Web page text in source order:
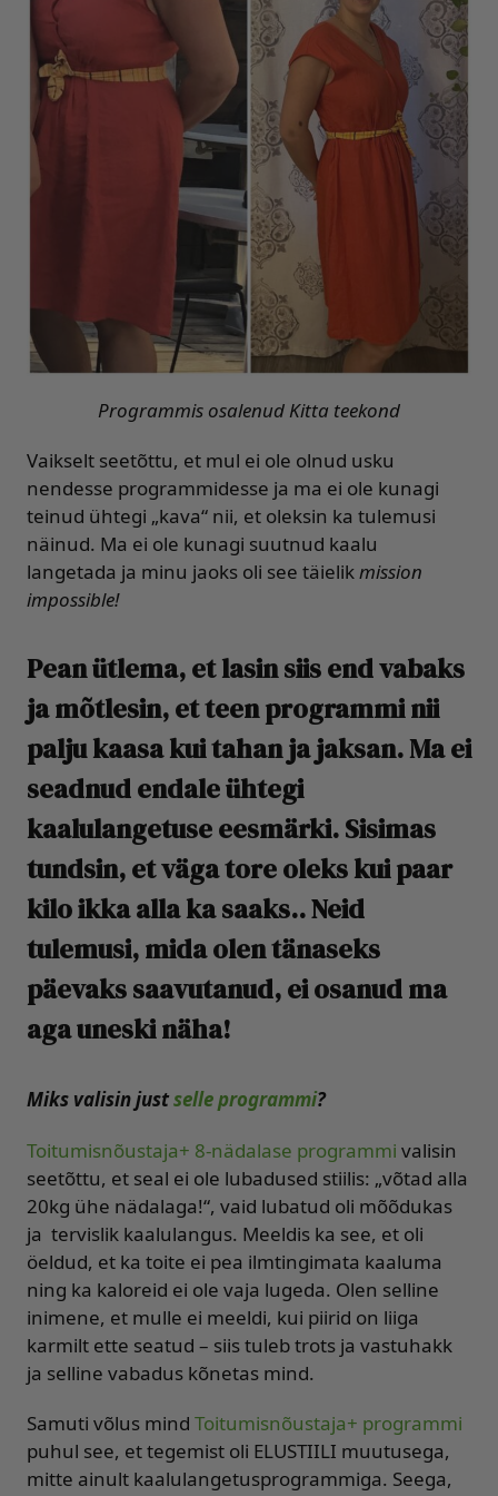
Programmis osalenud Kitta teekond
Vaikselt seetõttu, et mul ei ole olnud usku
nendesse programmidesse ja ma ei ole kunagi
teinud ühtegi „kava“ nii, et oleksin ka tulemusi
näinud. Ma ei ole kunagi suutnud kaalu
langetada ja minu jaoks oli see täielikmission
impossible!
Pean ütlema, et lasin siis end vabaks
ja mõtlesin, et teen programmi nii
palju kaasa kui tahan ja jaksan. Ma ei
seadnud endale ühtegi
kaalulangetuse eesmärki. Sisimas
tundsin, et väga tore oleks kui paar
kilo ikka alla ka saaks.. Neid
tulemusi, mida olen tänaseks
päevaks saavutanud, ei osanud ma
aga uneski näha!
Miks valisin justselle programmi?
Toitumisnõustaja+ 8-nädalase programmi valisin
seetõttu, et seal ei ole lubadused stiilis: „võtad alla
20kg ühe nädalaga!“, vaid lubatud oli mõõdukas
ja tervislik kaalulangus. Meeldis ka see, et oli
öeldud, et ka toite ei pea ilmtingimata kaaluma
ning ka kaloreid ei ole vaja lugeda. Olen selline
inimene, et mulle ei meeldi, kui piirid on liiga
karmilt ette seatud – siis tuleb trots ja vastuhakk
ja selline vabadus kõnetas mind.
Samuti võlus mind Toitumisnõustaja+ programmi
puhul see, et tegemist oli ELUSTIILI muutusega,
mitte ainult kaalulangetusprogrammiga. Seega,